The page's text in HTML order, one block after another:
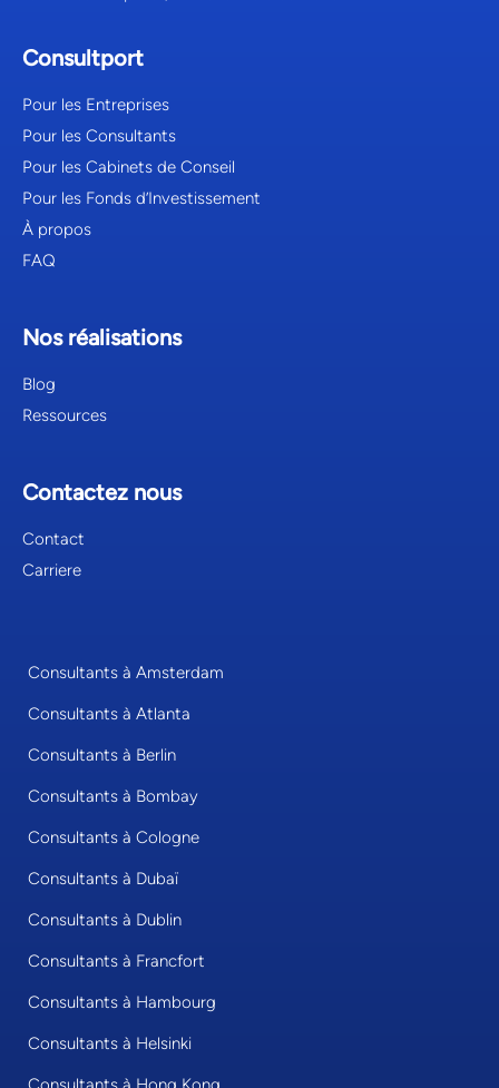
Consultport
Pour les Entreprises
Pour les Consultants
Pour les Cabinets de Conseil
Pour les Fonds d’Investissement
À propos
FAQ
Nos réalisations
Blog
Ressources
Contactez nous
Contact
Carriere
Consultants à Amsterdam
Consultants à Atlanta
Consultants à Berlin
Consultants à Bombay
Consultants à Cologne
Consultants à Dubaï
Consultants à Dublin
Consultants à Francfort
Consultants à Hambourg
Consultants à Helsinki